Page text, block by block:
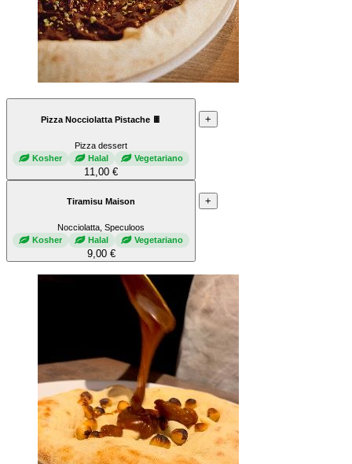
Pizza Nocciolatta Pistache 🍫
Pizza dessert
Kosher
Halal Vegetariano
11,00 €
+
Tiramisu Maison
Nocciolatta, Speculoos
Kosher
Halal Vegetariano
9,00 €
+